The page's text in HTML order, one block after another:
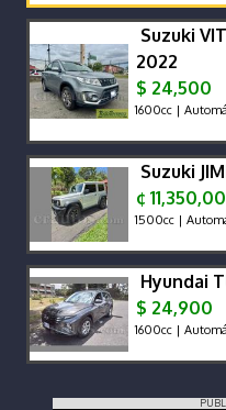
Suzuki
2022
$ 24,500
1600cc |
Suzuki
¢
1500cc |
Hyundai
$ 24,900
1600cc |